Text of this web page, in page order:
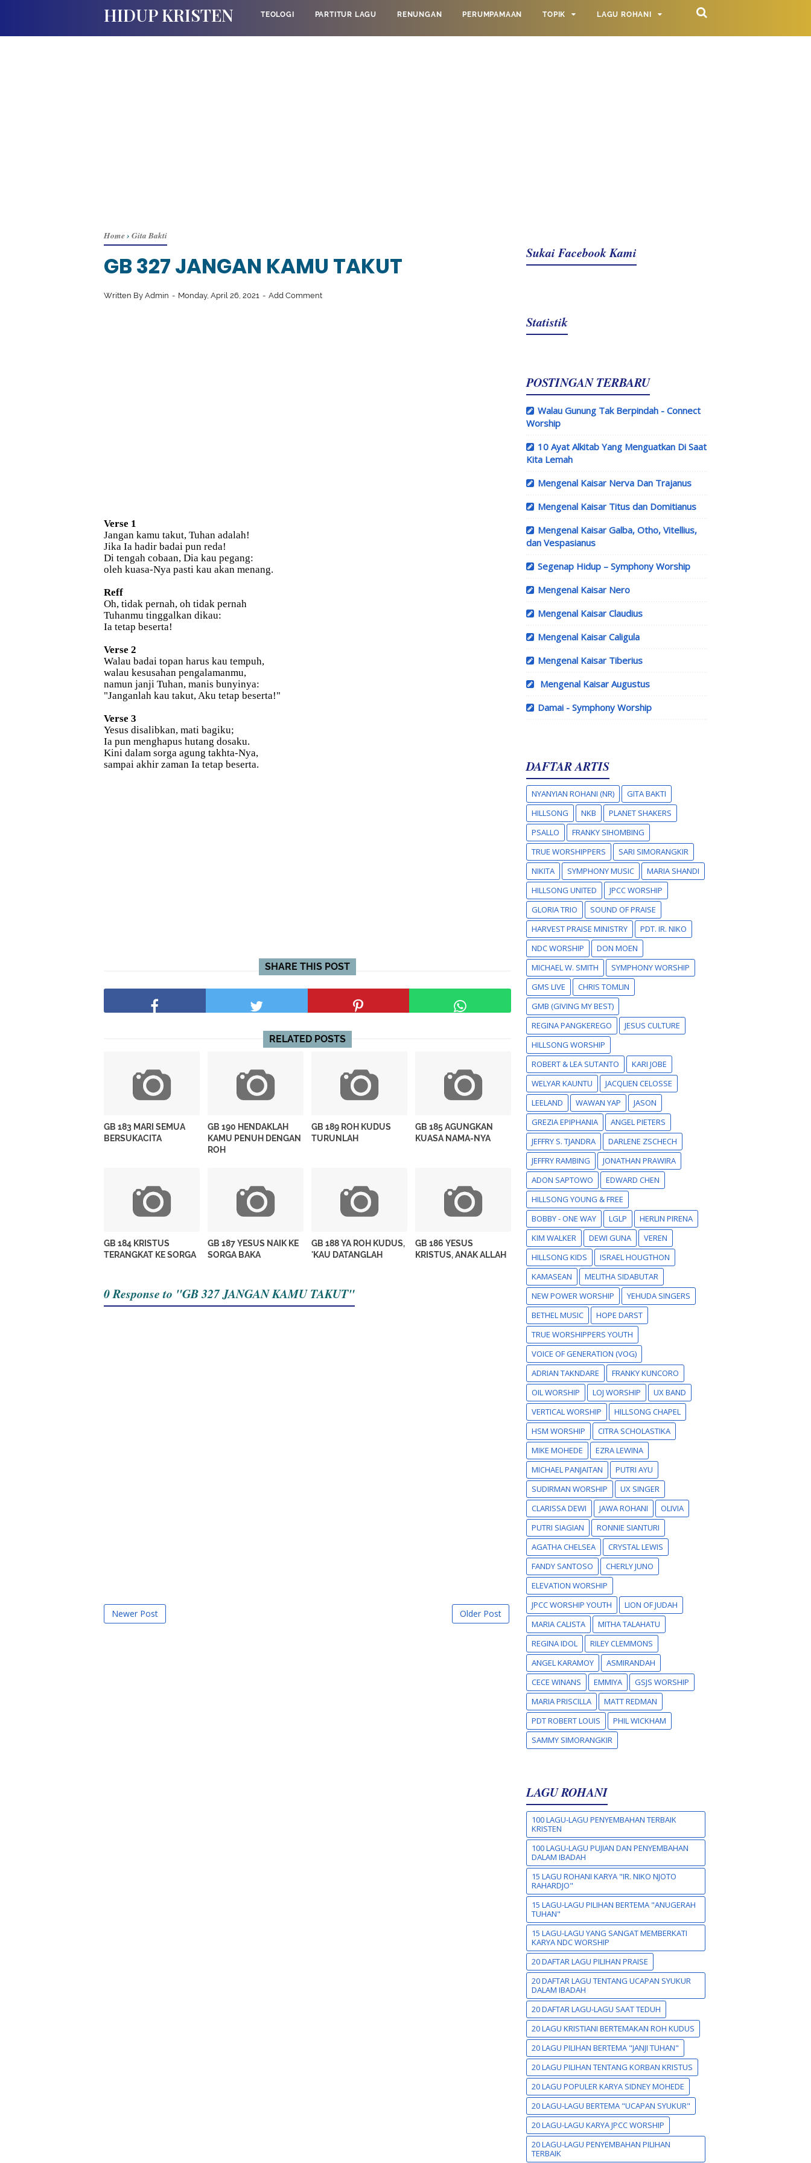
HIDUP KRISTEN TEOLOGI PARTITUR LAGU RENUNGAN PERUMPAMAAN TOPIK LAGU ROHANI
Home› Gita Bakti
GB 327 JANGAN KAMU TAKUT
Written By Admin Monday, April 26, 2021 Add Comment
Verse 1
Jangan kamu takut, Tuhan adalah!
Jika Ia hadir badai pun reda!
Di tengah cobaan, Dia kau pegang:
oleh kuasa-Nya pasti kau akan menang.
Reff
Oh, tidak pernah, oh tidak pernah
Tuhanmu tinggalkan dikau:
Ia tetap beserta!
Verse 2
Walau badai topan harus kau tempuh,
walau kesusahan pengalamanmu,
namun janji Tuhan, manis bunyinya:
"Janganlah kau takut, Aku tetap beserta!"
Verse 3
Yesus disalibkan, mati bagiku;
Ia pun menghapus hutang dosaku.
Kini dalam sorga agung takhta-Nya,
sampai akhir zaman Ia tetap beserta.
SHARE THIS POST
RELATED POSTS
GB 183 MARI SEMUA
BERSUKACITA
GB 190 HENDAKLAH
KAMU PENUH DENGAN
ROH
GB 189 ROH KUDUS
TURUNLAH
GB 185 AGUNGKAN
KUASA NAMA-NYA
GB 184 KRISTUS
TERANGKAT KE SORGA
GB 187 YESUS NAIK KE
SORGA BAKA
GB 188 YA ROH KUDUS,
'KAU DATANGLAH
GB 186 YESUS
KRISTUS, ANAK ALLAH
0 Response to "GB 327 JANGAN KAMU TAKUT"
Newer Post Older Post
Sukai Facebook Kami
Statistik
POSTINGAN TERBARU
Walau Gunung Tak Berpindah - Connect
Worship
10 Ayat Alkitab Yang Menguatkan Di Saat
Kita Lemah
Mengenal Kaisar Nerva Dan Trajanus
Mengenal Kaisar Titus dan Domitianus
Mengenal Kaisar Galba, Otho, Vitellius,
dan Vespasianus
Segenap Hidup – Symphony Worship
Mengenal Kaisar Nero
Mengenal Kaisar Claudius
Mengenal Kaisar Caligula
Mengenal Kaisar Tiberius
Mengenal Kaisar Augustus
Damai - Symphony Worship
DAFTAR ARTIS
NYANYIAN ROHANI (NR)
GITA BAKTI
HILLSONG
NKB
PLANET SHAKERS
PSALLO
FRANKY SIHOMBING
TRUE WORSHIPPERS
SARI SIMORANGKIR
NIKITA
SYMPHONY MUSIC
MARIA SHANDI
HILLSONG UNITED
JPCC WORSHIP
GLORIA TRIO
SOUND OF PRAISE
HARVEST PRAISE MINISTRY
PDT. IR. NIKO
NDC WORSHIP
DON MOEN
MICHAEL W. SMITH
SYMPHONY WORSHIP
GMS LIVE
CHRIS TOMLIN
GMB (GIVING MY BEST)
REGINA PANGKEREGO
JESUS CULTURE
HILLSONG WORSHIP
ROBERT & LEA SUTANTO
KARI JOBE
WELYAR KAUNTU
JACQLIEN CELOSSE
LEELAND
WAWAN YAP
JASON
GREZIA EPIPHANIA
ANGEL PIETERS
JEFFRY S. TJANDRA
DARLENE ZSCHECH
JEFFRY RAMBING
JONATHAN PRAWIRA
ADON SAPTOWO
EDWARD CHEN
HILLSONG YOUNG & FREE
BOBBY - ONE WAY
LGLP
HERLIN PIRENA
KIM WALKER
DEWI GUNA
VEREN
HILLSONG KIDS
ISRAEL HOUGTHON
KAMASEAN
MELITHA SIDABUTAR
NEW POWER WORSHIP
YEHUDA SINGERS
BETHEL MUSIC
HOPE DARST
TRUE WORSHIPPERS YOUTH
VOICE OF GENERATION (VOG)
ADRIAN TAKNDARE
FRANKY KUNCORO
OIL WORSHIP
LOJ WORSHIP
UX BAND
VERTICAL WORSHIP
HILLSONG CHAPEL
HSM WORSHIP
CITRA SCHOLASTIKA
MIKE MOHEDE
EZRA LEWINA
MICHAEL PANJAITAN
PUTRI AYU
SUDIRMAN WORSHIP
UX SINGER
CLARISSA DEWI
JAWA ROHANI
OLIVIA
PUTRI SIAGIAN
RONNIE SIANTURI
AGATHA CHELSEA
CRYSTAL LEWIS
FANDY SANTOSO
CHERLY JUNO
ELEVATION WORSHIP
JPCC WORSHIP YOUTH
LION OF JUDAH
MARIA CALISTA
MITHA TALAHATU
REGINA IDOL
RILEY CLEMMONS
ANGEL KARAMOY
ASMIRANDAH
CECE WINANS
EMMIYA
GSJS WORSHIP
MARIA PRISCILLA
MATT REDMAN
PDT ROBERT LOUIS
PHIL WICKHAM
SAMMY SIMORANGKIR
LAGU ROHANI
100 LAGU-LAGU PENYEMBAHAN TERBAIK
KRISTEN
100 LAGU-LAGU PUJIAN DAN PENYEMBAHAN
DALAM IBADAH
15 LAGU ROHANI KARYA "IR. NIKO NJOTO
RAHARDJO"
15 LAGU-LAGU PILIHAN BERTEMA "ANUGERAH
TUHAN"
15 LAGU-LAGU YANG SANGAT MEMBERKATI
KARYA NDC WORSHIP
20 DAFTAR LAGU PILIHAN PRAISE
20 DAFTAR LAGU TENTANG UCAPAN SYUKUR
DALAM IBADAH
20 DAFTAR LAGU-LAGU SAAT TEDUH
20 LAGU KRISTIANI BERTEMAKAN ROH KUDUS
20 LAGU PILIHAN BERTEMA "JANJI TUHAN"
20 LAGU PILIHAN TENTANG KORBAN KRISTUS
20 LAGU POPULER KARYA SIDNEY MOHEDE
20 LAGU-LAGU BERTEMA "UCAPAN SYUKUR"
20 LAGU-LAGU KARYA JPCC WORSHIP
20 LAGU-LAGU PENYEMBAHAN PILIHAN
TERBAIK